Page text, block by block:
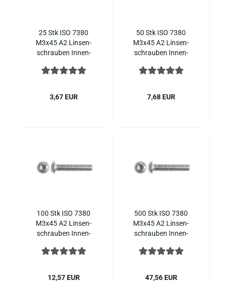
25 Stk ISO 7380
M3x45 A2 Lin­sen­
schrau­ben In­nen­
ISO 7380-​1
3,67 EUR
50 Stk ISO 7380
M3x45 A2 Lin­sen­
schrau­ben In­nen­
ISO 7380-​1
7,68 EUR
100 Stk ISO 7380
M3x45 A2 Lin­sen­
schrau­ben In­nen­
ISO 7380-​1
12,57 EUR
500 Stk ISO 7380
M3x45 A2 Lin­sen­
schrau­ben In­nen­
ISO 7380-​1
47,56 EUR